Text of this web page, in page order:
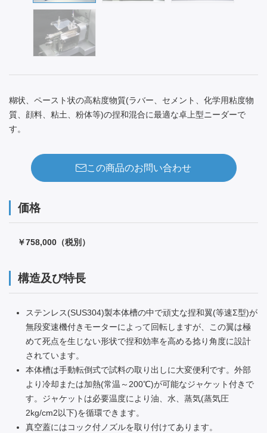
糊状、ペースト状の高粘度物質(ラバー、セメント、化学用粘度物
質、顔料、粘土、粉体等)の捏和混合に最適な卓上型ニーダーで
す。
この商品のお問い合わせ
価格
￥758,000（税別）
構造及び特長
ステンレス(SUS304)製本体槽の中で頑丈な捏和翼(等速Σ型)が
無段変速機付きモーターによって回転しますが、この翼は極
めて死点を生じない形状で捏和効率を高める捻り角度に設計
されています。
本体槽は手動転倒式で試料の取り出しに大変便利です。外部
より冷却または加熱(常温～200℃)が可能なジャケット付きで
す。ジャケットは必要温度により油、水、蒸気(蒸気圧
2kg/cm2以下)を循環できます。
真空蓋にはコック付ノズルを取り付けてあります。